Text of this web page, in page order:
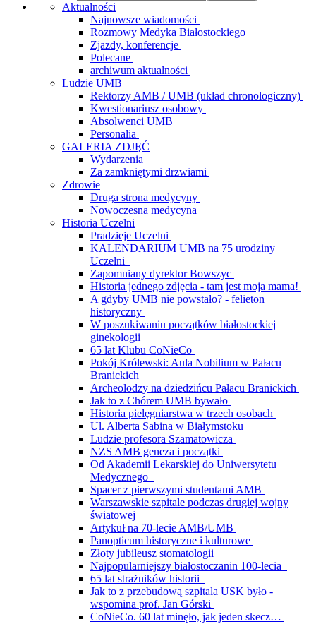
Aktualności
Najnowsze wiadomości
Rozmowy Medyka Białostockiego
Zjazdy, konferencje
Polecane
archiwum aktualności
Ludzie UMB
Rektorzy AMB / UMB (układ chronologiczny)
Kwestionariusz osobowy
Absolwenci UMB
Personalia
GALERIA ZDJĘĆ
Wydarzenia
Za zamkniętymi drzwiami
Zdrowie
Druga strona medycyny
Nowoczesna medycyna
Historia Uczelni
Pradzieje Uczelni
KALENDARIUM UMB na 75 urodziny
Uczelni
Zapomniany dyrektor Bowszyc
Historia jednego zdjęcia - tam jest moja mama!
A gdyby UMB nie powstało? - felieton
historyczny
W poszukiwaniu początków białostockiej
ginekologii
65 lat Klubu CoNieCo
Pokój Królewski: Aula Nobilium w Pałacu
Branickich
Archeolodzy na dziedzińcu Pałacu Branickich
Jak to z Chórem UMB bywało
Historia pielęgniarstwa w trzech osobach
Ul. Alberta Sabina w Białymstoku
Ludzie profesora Szamatowicza
NZS AMB geneza i początki
Od Akademii Lekarskiej do Uniwersytetu
Medycznego
Spacer z pierwszymi studentami AMB
Warszawskie szpitale podczas drugiej wojny
światowej
Artykuł na 70-lecie AMB/UMB
Panopticum historyczne i kulturowe
Złoty jubileusz stomatologii
Najpopularniejszy białostoczanin 100-lecia
65 lat strażników historii
Jak to z przebudową szpitala USK było -
wspomina prof. Jan Górski
CoNieCo. 60 lat minęło, jak jeden skecz…